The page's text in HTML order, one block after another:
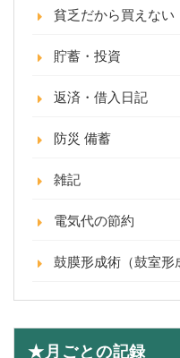
貧乏だから買えない
貯蓄・投資
返済・借入日記
防災 備蓄
雑記
電気代の節約
鼓膜形成術（鼓室形
★月ごとの記録